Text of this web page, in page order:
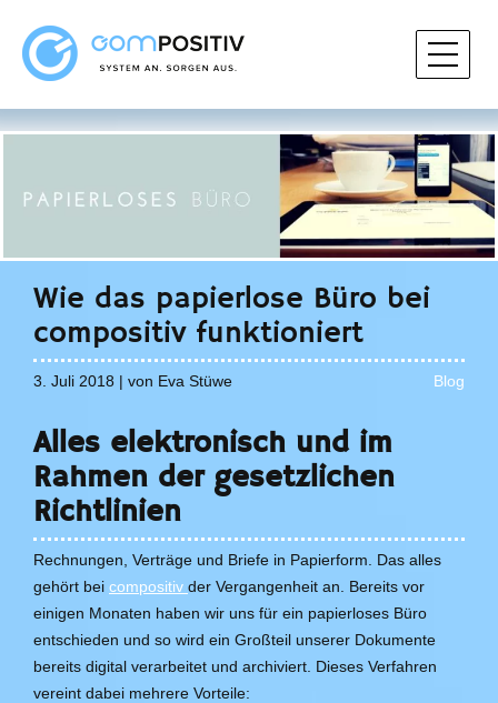
Wie das papierlose Büro bei
compositiv funktioniert
3. Juli 2018 | von Eva Stüwe Blog
Alles elektronisch und im
Rahmen der gesetzlichen
Richtlinien
Rechnungen, Verträge und Briefe in Papierform. Das alles
gehört bei compositiv der Vergangenheit an. Bereits vor
einigen Monaten haben wir uns für ein papierloses Büro
entschieden und so wird ein Großteil unserer Dokumente
bereits digital verarbeitet und archiviert. Dieses Verfahren
vereint dabei mehrere Vorteile: